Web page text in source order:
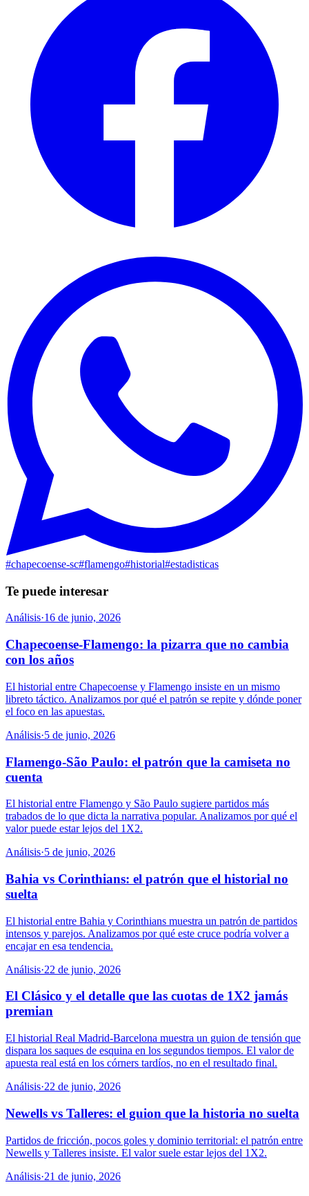
#chapecoense-sc#flamengo#historial#estadisticas
Te puede interesar
Análisis·16 de junio, 2026
Chapecoense-Flamengo: la pizarra que no cambia
con los años
El historial entre Chapecoense y Flamengo insiste en un mismo
libreto táctico. Analizamos por qué el patrón se repite y dónde poner
el foco en las apuestas.
Análisis·5 de junio, 2026
Flamengo-São Paulo: el patrón que la camiseta no
cuenta
El historial entre Flamengo y São Paulo sugiere partidos más
trabados de lo que dicta la narrativa popular. Analizamos por qué el
valor puede estar lejos del 1X2.
Análisis·5 de junio, 2026
Bahia vs Corinthians: el patrón que el historial no
suelta
El historial entre Bahia y Corinthians muestra un patrón de partidos
intensos y parejos. Analizamos por qué este cruce podría volver a
encajar en esa tendencia.
Análisis·22 de junio, 2026
El Clásico y el detalle que las cuotas de 1X2 jamás
premian
El historial Real Madrid-Barcelona muestra un guion de tensión que
dispara los saques de esquina en los segundos tiempos. El valor de
apuesta real está en los córners tardíos, no en el resultado final.
Análisis·22 de junio, 2026
Newells vs Talleres: el guion que la historia no suelta
Partidos de fricción, pocos goles y dominio territorial: el patrón entre
Newells y Talleres insiste. El valor suele estar lejos del 1X2.
Análisis·21 de junio, 2026